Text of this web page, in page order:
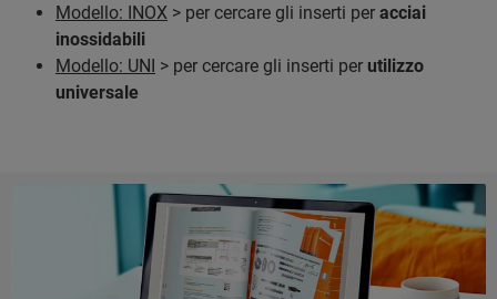
Modello: INOX > per cercare gli inserti per acciai
inossidabili
Modello: UNI > per cercare gli inserti per utilizzo
universale